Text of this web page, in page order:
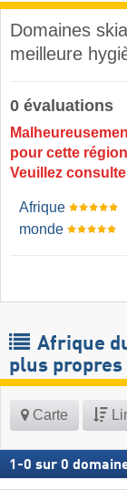
Domaines
meilleure
0 évaluations
pour cette
Veuillez
Afrique
monde
Afrique
plus propres
Carte
1 -0 sur 0